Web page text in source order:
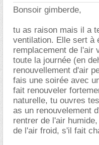
Bonsoir gimberde,
tu as raison mais il a
ventilation. Elle sert à
remplacement de l'air
toute la journée (en
renouvellement d'air
fais une soirée avec
fait renouveler
naturelle, tu ouvres
as un renouvelement
rentrer de l'air
de l'air froid, s'il fait